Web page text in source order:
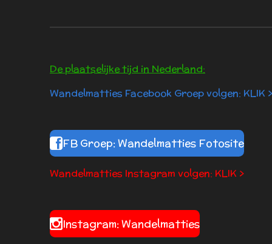
De plaatselijke tijd in Nederland:
Wandelmatties Facebook Groep volgen: KLIK >
FB Groep: Wandelmatties Fotosite
Wandelmatties Instagram volgen: KLIK >
Instagram: Wandelmatties